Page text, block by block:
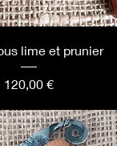
lime et prunier
Prix
120,00 €